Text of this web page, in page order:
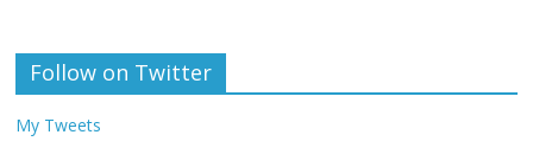
Follow on Twitter
My Tweets